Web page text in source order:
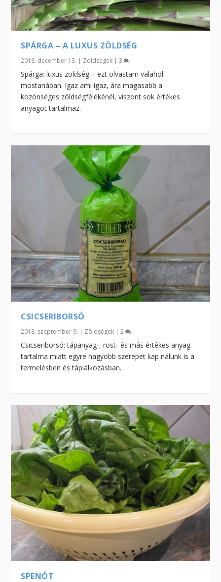
SPÁRGA – A LUXUS ZÖLDSÉG
2018. december 13. | Zöldségek |3
Spárga: luxus zöldség – ezt olvastam valahol
mostanában. Igaz ami igaz, ára magasabb a
közönséges zöldségfélékénél, viszont sok értékes
anyagot tartalmaz.
CSICSERIBORSÓ
2018. szeptember 9. | Zöldségek |2
Csicseriborsó: tápanyag-, rost- és más értékes anyag
tartalma miatt egyre nagyobb szerepet kap nálunk is a
termelésben és táplálkozásban.
SPENÓT